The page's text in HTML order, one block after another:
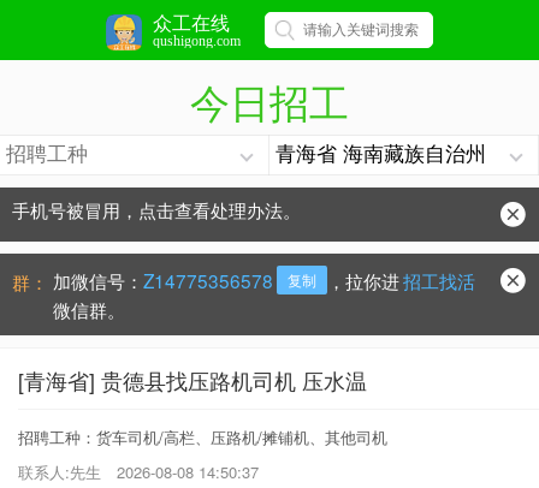
众工在线
qushigong.com
今日招工
手机号被冒用，点击查看处理办法。
防骗常识：学会这些不上当？
群： 加微信号： Z14775356578 复制 ，拉你进招工找活
微信群。
[青海省] 贵德县找压路机司机 压水温
招聘工种：货车司机/高栏、压路机/摊铺机、其他司机
联系人:先生
2026-08-08 14:50:37